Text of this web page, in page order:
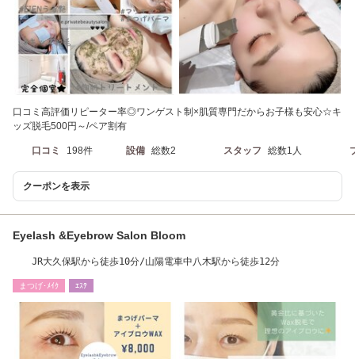
口コミ高評価リピーター率◎ワンゲスト制×肌質専門だからお子様も安心☆キ
ッズ脱毛500円～/ペア割有
口コミ 198件 設備 総数2 スタッフ 総数1人
クーポンを表示
Eyelash &Eyebrow Salon Bloom
JR大久保駅から徒歩10分/山陽電車中八木駅から徒歩12分
まつげ･ﾒｲｸ ｴｽﾃ